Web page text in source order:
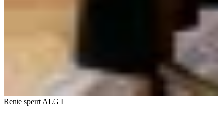
Rente sperrt ALG I